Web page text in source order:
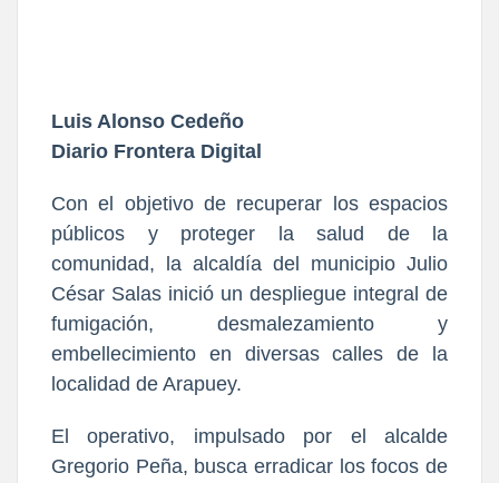
Luis Alonso Cedeño
Diario Frontera Digital
Con el objetivo de recuperar los espacios
públicos y proteger la salud de la
comunidad, la alcaldía del municipio Julio
César Salas inició un despliegue integral de
fumigación, desmalezamiento y
embellecimiento en diversas calles de la
localidad de Arapuey.
El operativo, impulsado por el alcalde
Gregorio Peña, busca erradicar los focos de